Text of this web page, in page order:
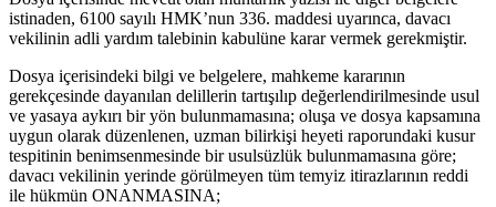
istinaden, 6100 sayılı HMK’nun 336. maddesi uyarınca, davacı
vekilinin adli yardım talebinin kabulüne karar vermek gerekmiştir.
Dosya içerisindeki bilgi ve belgelere, mahkeme kararının
gerekçesinde dayanılan delillerin tartışılıp değerlendirilmesinde usul
ve yasaya aykırı bir yön bulunmamasına; oluşa ve dosya kapsamına
uygun olarak düzenlenen, uzman bilirkişi heyeti raporundaki kusur
tespitinin benimsenmesinde bir usulsüzlük bulunmamasına göre;
davacı vekilinin yerinde görülmeyen tüm temyiz itirazlarının reddi
ile hükmün ONANMASINA;